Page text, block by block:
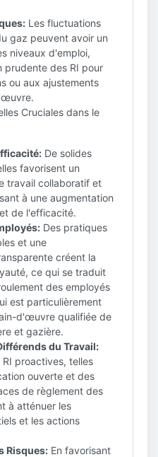
Les fluctuations
gaz peuvent avoir un
niveaux d'emploi,
prudente des RI pour
ou aux ajustements
Cruciales dans le
De solides
favorisent un
travail collaboratif et
à une augmentation
de l'efficacité.
Des pratiques
et une
créent la
ce qui se traduit
des employés
est particulièrement
d'œuvre qualifiée de
et gazière.
du Travail:
proactives, telles
ouverte et des
de règlement des
à atténuer les
et les actions
Risques: En favorisant